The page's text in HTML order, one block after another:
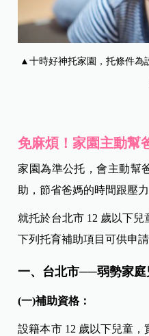
▲十時好神托家園，托條件為
免麻煩！家園主動幫
家園為準公托，會主動幫
助，節省爸媽的時間跟壓力
就托於台北市 12 歲以下
下列托育補助項目可供申請
一、台北市──弱勢家庭
(一)補助資格：
設籍本市 12 歲以下兒童